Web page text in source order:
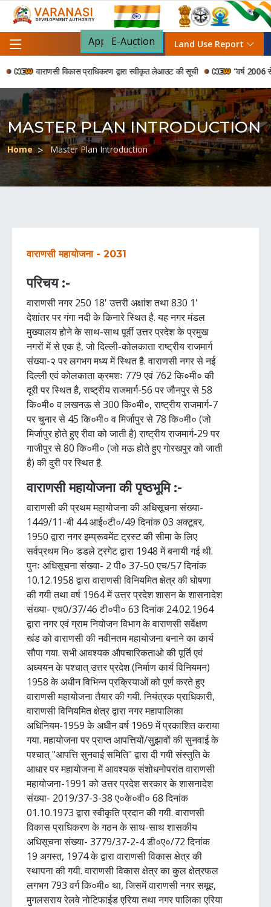
Apply For NOC
E-Auction Land Use Report
वाराणसी विकास प्राधिकरण द्वारा स्वीकृत लेआउट की सूची “वर्ष 2006 से 2024
MASTER PLAN INTRODUCTION
Home Master Plan Introduction
वाराणसी महायोजना - 2031
परिचय :-
वाराणसी नगर 250 18' उत्तरी अक्षांश तथा 830 1'
देशांतर पर गंगा नदी के किनारे स्थित है. यह नगर मंडल
मुख्यालय होने के साथ-साथ पूर्वी उत्तर प्रदेश के प्रमुख
नगरों में से एक है, जो दिल्ली-कोलकाता राष्ट्रीय राजमार्ग
संख्या-२ पर लगभग मध्य में स्थित है. वाराणसी नगर से नई
दिल्ली एवं कोलकाता क्रमशः 779 एवं 762 कि०मी० की
दूरी पर स्थित है, राष्ट्रीय राजमार्ग-56 पर जौनपुर से 58
कि०मी० व लखनऊ से 300 कि०मी०, राष्ट्रीय राजमार्ग-7
पर चुनार से 45 कि०मी० व मिर्जापुर से 78 कि०मी० (जो
मिर्जापुर होते हुए रीवा को जाती है) राष्ट्रीय राजमार्ग-29 पर
गाजीपुर से 80 कि०मी० (जो मऊ होते हुए गोरखपुर को जाती
है) की दुरी पर स्थित है.
वाराणसी महायोजना की पृष्ठभूमि :-
वाराणसी की प्रथम महायोजना की अधिसूचना संख्या-
1449/11-बी 44 आई०टी०/49 दिनांक 03 अक्टूबर,
1950 द्वारा नगर इम्प्रूवमेंट ट्रस्ट की सीमा के लिए
सर्वप्रथम मि० डडले ट्रगेट द्वारा 1948 में बनायी गई थी.
पुनः अधिसूचना संख्या- 2 पी० 37-50 एच/57 दिनांक
10.12.1958 द्वारा वाराणसी विनियमित क्षेत्र की घोषणा
की गयी तथा वर्ष 1964 में उत्तर प्रदेश शासन के शासनादेश
संख्या- एच0/37/46 टी०पी० 63 दिनांक 24.02.1964
द्वारा नगर एवं ग्राम नियोजन विभाग के वाराणसी सर्वेक्षण
खंड को वाराणसी की नवीनतम महायोजना बनाने का कार्य
सौपा गया. सभी आवश्यक औपचारिकताओ की पूर्ति एवं
अध्ययन के पश्चात् उत्तर प्रदेश (निर्माण कार्य विनियमन)
1958 के अधीन विभिन्न प्रक्रियाओं को पूर्ण करते हुए
वाराणसी महायोजना तैयार की गयी. नियंत्रक प्राधिकारी,
वाराणसी विनियमित क्षेत्र द्वारा नगर महापालिका
अधिनियम-1959 के अधीन वर्ष 1969 में प्रकाशित कराया
गया. महायोजना पर प्राप्त आपत्तियों/सुझावों की सुनवाई के
पश्चात् "आपत्ति सुनवाई समिति" द्वारा दी गयी संस्तुति के
आधार पर महायोजना में आवश्यक संशोधनोपरांत वाराणसी
महायोजना-1991 को उत्तर प्रदेश सरकार के शासनादेश
संख्या- 2019/37-3-38 ए०के०वी० 68 दिनांक
01.10.1973 द्वारा स्वीकृति प्रदान की गयी. वाराणसी
विकास प्राधिकरण के गठन के साथ-साथ शासकीय
अधिसूचना संख्या- 3779/37-2-4 डी०ए०/72 दिनांक
19 अगस्त, 1974 के द्वारा वाराणसी विकास क्षेत्र की
स्थापना की गयी. वाराणसी विकास क्षेत्र का कुल क्षेत्रफल
लगभग 793 वर्ग कि०मी० था, जिसमें वाराणसी नगर समूह,
मुगलसराय रेलवे नोटिफाईड एरिया तथा नगर पालिका एरिया